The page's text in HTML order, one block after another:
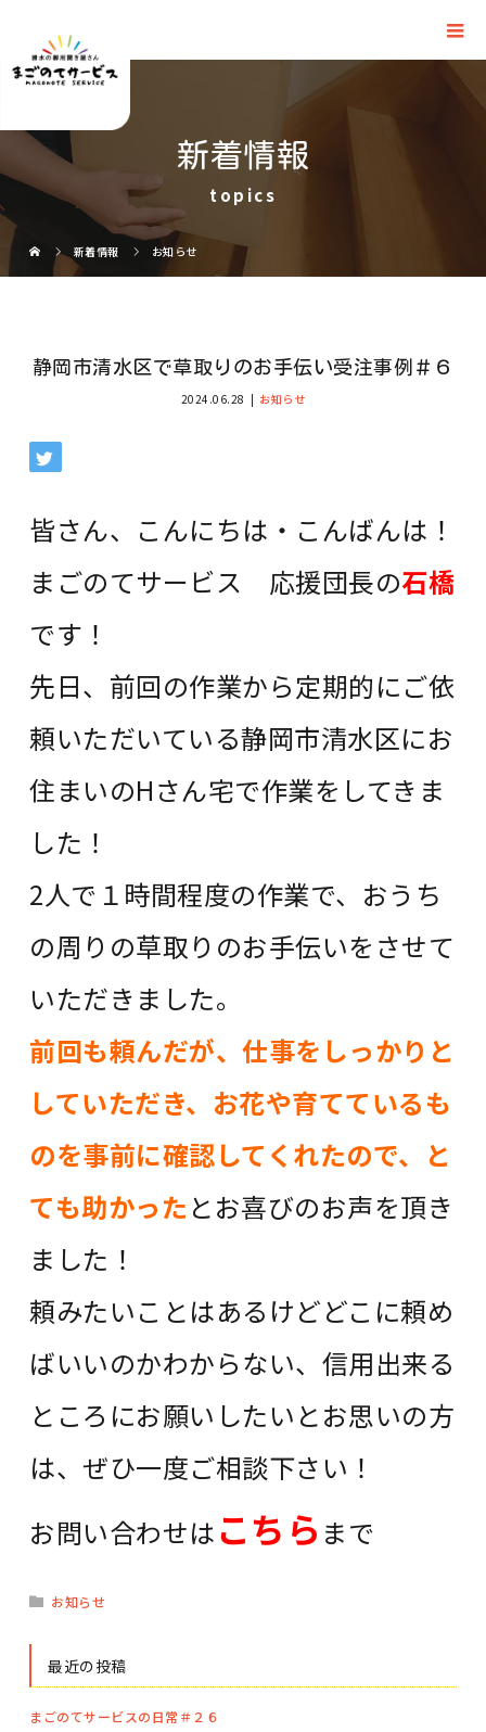
新着情報
topics
新着情報 お知らせ
静岡市清水区で草取りのお手伝い受注事例＃６
2024.06.28 お知らせ
皆さん、こんにちは・こんばんは！
まごのてサービス 応援団長の石橋
です！
先日、前回の作業から定期的にご依
頼いただいている静岡市清水区にお
住まいのHさん宅で作業をしてきま
した！
2人で１時間程度の作業で、おうち
の周りの草取りのお手伝いをさせて
いただきました。
前回も頼んだが、仕事をしっかりと
していただき、お花や育てているも
のを事前に確認してくれたので、と
ても助かった とお喜びのお声を頂き
ました！
頼みたいことはあるけどどこに頼め
ばいいのかわからない、信用出来る
ところにお願いしたいとお思いの方
は、ぜひ一度ご相談下さい！
お問い合わせはこちら まで
お知らせ
最近の投稿
まごのてサービスの日常＃２６